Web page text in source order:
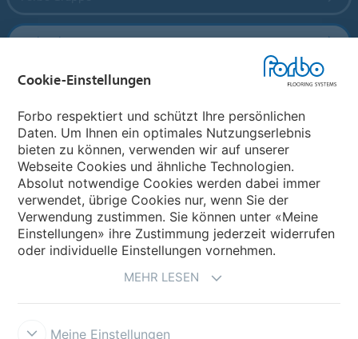
Forbo Flooring Systems
Forbo Movement Systems
Land auswählen
Land auswählen
Cookie-Einstellungen
Forbo respektiert und schützt Ihre persönlichen
Daten. Um Ihnen ein optimales Nutzungserlebnis
bieten zu können, verwenden wir auf unserer
Webseite Cookies und ähnliche Technologien.
Absolut notwendige Cookies werden dabei immer
verwendet, übrige Cookies nur, wenn Sie der
Verwendung zustimmen. Sie können unter «Meine
Einstellungen» ihre Zustimmung jederzeit widerrufen
oder individuelle Einstellungen vornehmen.
MEHR LESEN
Meine Einstellungen